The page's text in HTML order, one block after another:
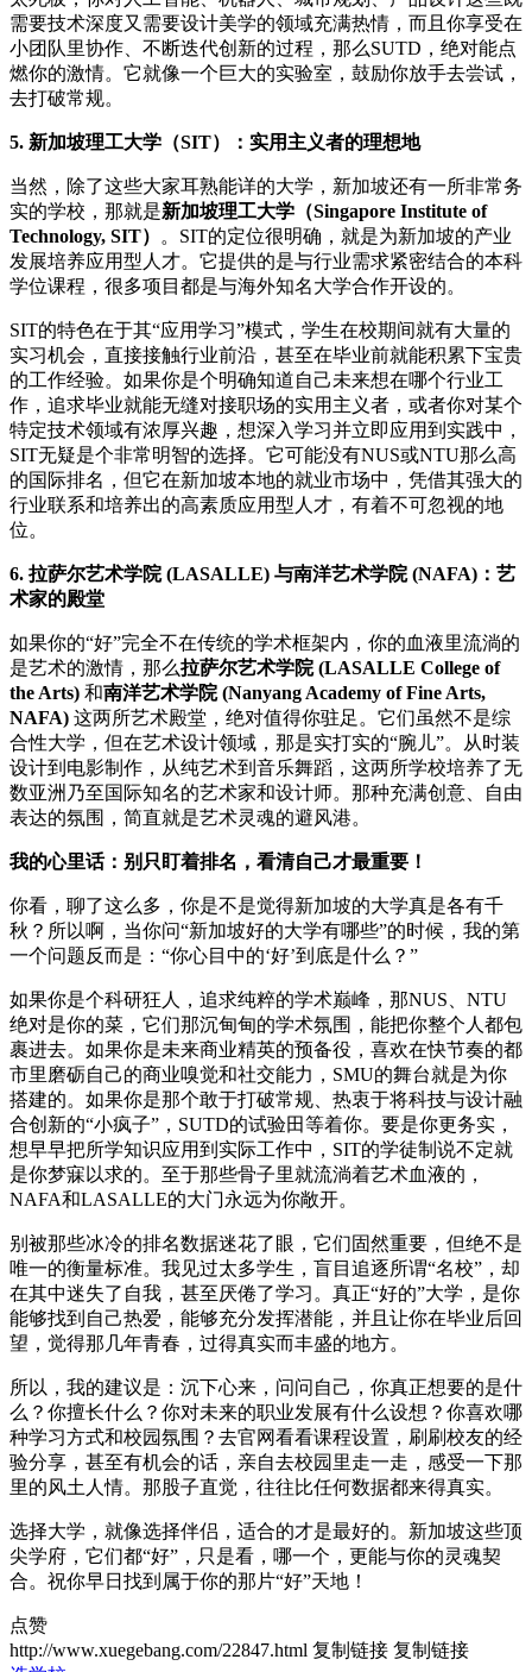
需要技术深度又需要设计美学的领域充满热情，而且你享受在
小团队里协作、不断迭代创新的过程，那么SUTD，绝对能点
燃你的激情。它就像一个巨大的实验室，鼓励你放手去尝试，
去打破常规。
5. 新加坡理工大学（SIT）：实用主义者的理想地
当然，除了这些大家耳熟能详的大学，新加坡还有一所非常务
实的学校，那就是新加坡理工大学（Singapore Institute of
Technology, SIT）
。SIT的定位很明确，就是为新加坡的产业
发展培养应用型人才。它提供的是与行业需求紧密结合的本科
学位课程，很多项目都是与海外知名大学合作开设的。
SIT的特色在于其“应用学习”模式，学生在校期间就有大量的
实习机会，直接接触行业前沿，甚至在毕业前就能积累下宝贵
的工作经验。如果你是个明确知道自己未来想在哪个行业工
作，追求毕业就能无缝对接职场的实用主义者，或者你对某个
特定技术领域有浓厚兴趣，想深入学习并立即应用到实践中，
SIT无疑是个非常明智的选择。它可能没有NUS或NTU那么高
的国际排名，但它在新加坡本地的就业市场中，凭借其强大的
行业联系和培养出的高素质应用型人才，有着不可忽视的地
位。
6. 拉萨尔艺术学院 (LASALLE) 与南洋艺术学院 (NAFA)：艺
术家的殿堂
如果你的“好”完全不在传统的学术框架内，你的血液里流淌的
是艺术的激情，那么拉萨尔艺术学院 (LASALLE College of
the Arts) 和南洋艺术学院 (Nanyang Academy of Fine Arts,
NAFA) 这两所艺术殿堂，绝对值得你驻足。它们虽然不是综
合性大学，但在艺术设计领域，那是实打实的“腕儿”。从时装
设计到电影制作，从纯艺术到音乐舞蹈，这两所学校培养了无
数亚洲乃至国际知名的艺术家和设计师。那种充满创意、自由
表达的氛围，简直就是艺术灵魂的避风港。
我的心里话：别只盯着排名，看清自己才最重要！
你看，聊了这么多，你是不是觉得新加坡的大学真是各有千
秋？所以啊，当你问“新加坡好的大学有哪些”的时候，我的第
一个问题反而是：“你心目中的‘好’到底是什么？”
如果你是个科研狂人，追求纯粹的学术巅峰，那NUS、NTU
绝对是你的菜，它们那沉甸甸的学术氛围，能把你整个人都包
裹进去。如果你是未来商业精英的预备役，喜欢在快节奏的都
市里磨砺自己的商业嗅觉和社交能力，SMU的舞台就是为你
搭建的。如果你是那个敢于打破常规、热衷于将科技与设计融
合创新的“小疯子”，SUTD的试验田等着你。要是你更务实，
想早早把所学知识应用到实际工作中，SIT的学徒制说不定就
是你梦寐以求的。至于那些骨子里就流淌着艺术血液的，
NAFA和LASALLE的大门永远为你敞开。
别被那些冰冷的排名数据迷花了眼，它们固然重要，但绝不是
唯一的衡量标准。我见过太多学生，盲目追逐所谓“名校”，却
在其中迷失了自我，甚至厌倦了学习。真正“好的”大学，是你
能够找到自己热爱，能够充分发挥潜能，并且让你在毕业后回
望，觉得那几年青春，过得真实而丰盛的地方。
所以，我的建议是：沉下心来，问问自己，你真正想要的是什
么？你擅长什么？你对未来的职业发展有什么设想？你喜欢哪
种学习方式和校园氛围？去官网看看课程设置，刷刷校友的经
验分享，甚至有机会的话，亲自去校园里走一走，感受一下那
里的风土人情。那股子直觉，往往比任何数据都来得真实。
选择大学，就像选择伴侣，适合的才是最好的。新加坡这些顶
尖学府，它们都“好”，只是看，哪一个，更能与你的灵魂契
合。祝你早日找到属于你的那片“好”天地！
点赞
http://www.xuegebang.com/22847.html 复制链接 复制链接